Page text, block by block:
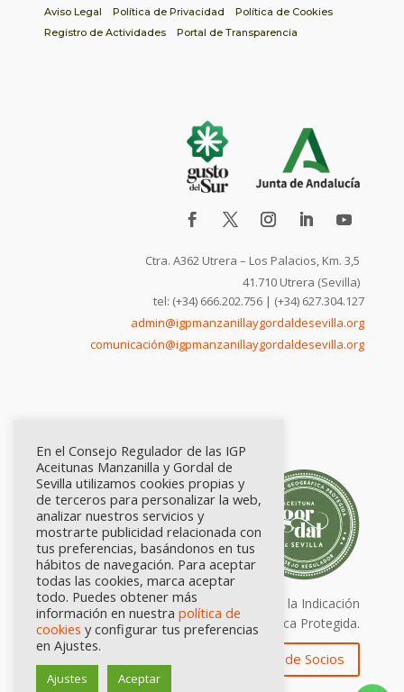
Aviso Legal Política de Privacidad
Política de Cookies
Registro de Actividades
Portal de Transparencia
Ctra. A362 Utrera – Los Palacios, Km. 3,5
41.710 Utrera (Sevilla)
tel: (+34) 666.202.756 | (+34) 627.304.127
admin@igpmanzanillaygordaldesevilla.org
comunicación@igpmanzanillaygordaldesevilla.org
Calidad certificada por Origen. Sellos de la Indicación
Geográfica Protegida.
Zona de Socios
En el Consejo Regulador de las IGP
Aceitunas Manzanilla y Gordal de
Sevilla utilizamos cookies propias y
de terceros para personalizar la web,
analizar nuestros servicios y
mostrarte publicidad relacionada con
tus preferencias, basándonos en tus
hábitos de navegación. Para aceptar
todas las cookies, marca aceptar
todo. Puedes obtener más
información en nuestra política de
cookies y configurar tus preferencias
en Ajustes.
Ajustes Aceptar